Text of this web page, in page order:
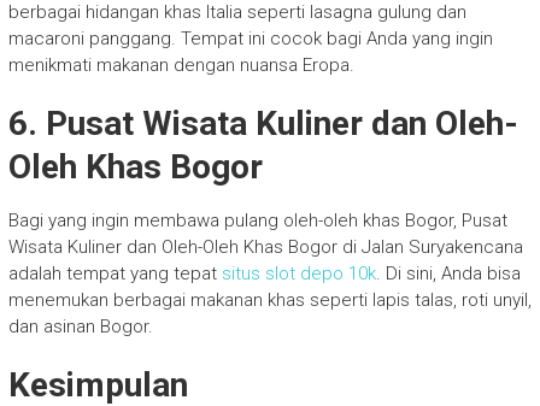
berbagai hidangan khas Italia seperti lasagna gulung dan
macaroni panggang. Tempat ini cocok bagi Anda yang ingin
menikmati makanan dengan nuansa Eropa.
6. Pusat Wisata Kuliner dan Oleh-
Oleh Khas Bogor
Bagi yang ingin membawa pulang oleh-oleh khas Bogor, Pusat
Wisata Kuliner dan Oleh-Oleh Khas Bogor di Jalan Suryakencana
adalah tempat yang tepat situs slot depo 10k. Di sini, Anda bisa
menemukan berbagai makanan khas seperti lapis talas, roti unyil,
dan asinan Bogor.
Kesimpulan